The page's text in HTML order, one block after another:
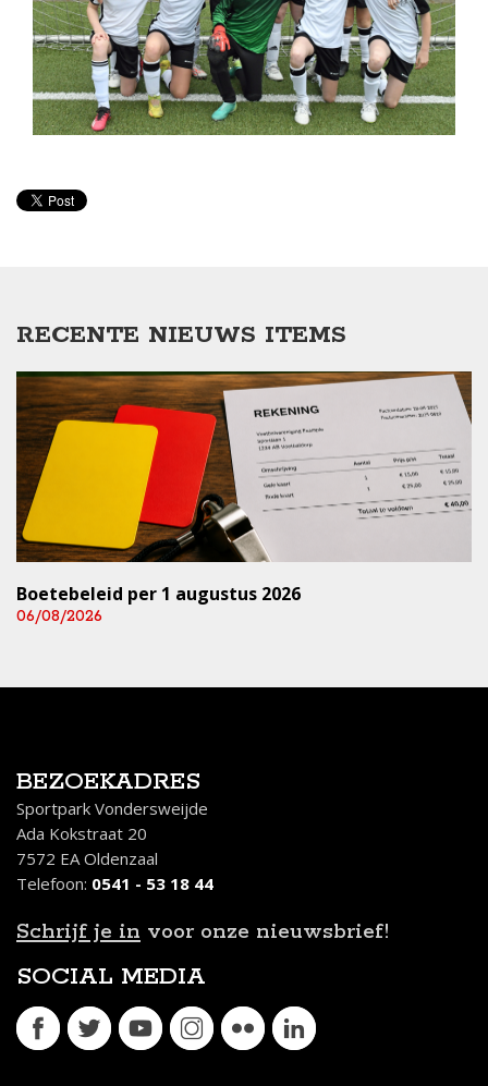
RECENTE NIEUWS ITEMS
Boetebeleid per 1 augustus 2026
06/08/2026
BEZOEKADRES
Sportpark Vondersweijde
Ada Kokstraat 20
7572 EA Oldenzaal
Telefoon: 0541 - 53 18 44
Schrijf je in voor onze nieuwsbrief!
SOCIAL MEDIA